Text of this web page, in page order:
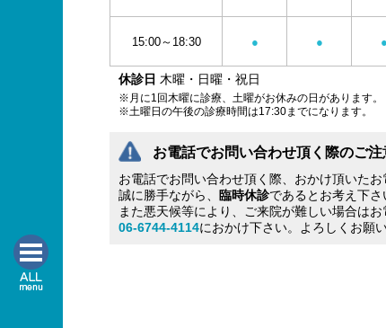
休診日 木曜・日曜・祝日
※月に1回木曜に診療、土曜がお休みの日があります。
※土曜日の午後の診療時間は17:30までになります。
15:00～18:30 ● ● ●
お電話でお問い合わせ頂く際のご注
お電話でお問い合わせ頂く際、おかけ頂いたお
誠に勝手ながら、 臨時休診であるとお考え下さ
また悪天候等により、ご来院が難しい場合は
06-6744-4114におかけ下さい。よろしくお願